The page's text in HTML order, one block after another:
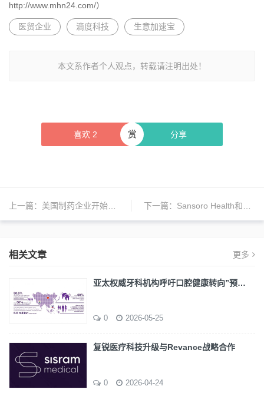
http://www.mhn24.com/）
医贸企业 滴度科技 生意加速宝
本文系作者个人观点，转载请注明出处！
喜欢 2 分享
赏
上一篇： 美国制药企业开始对旗下药品进行新一轮提价 下一篇： Sansoro Health和Datica宣布合并
相关文章 更多
亚太权威牙科机构呼吁口腔健康转向”预…
0 2026-05-25
复锐医疗科技升级与Revance战略合作
0 2026-04-24